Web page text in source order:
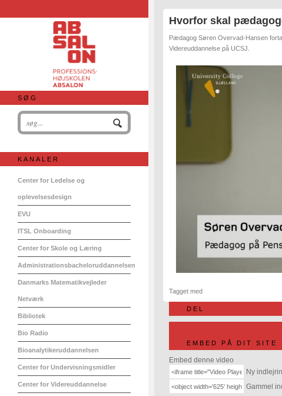
SØG
KANALER
Center for Ledelse og
oplevelsesdesign
EVU
ITSL Onboarding
Center for Skole og Læring
Administrationsbacheloruddannelsen
Danmarks Matematikvejleder
Netværk
Bibliotek
Bio Radio
Bioanalytikeruddannelsen
Center for Undervisningsmidler
Center for Videreuddannelse
Hvorfor skal
Pædagog Søren Overvad-Hansen
Videreuddannelse på UCSJ.
Tagget med
DEL
EMBED PÅ DIT SITE
Embed denne video
Ny
Gammel